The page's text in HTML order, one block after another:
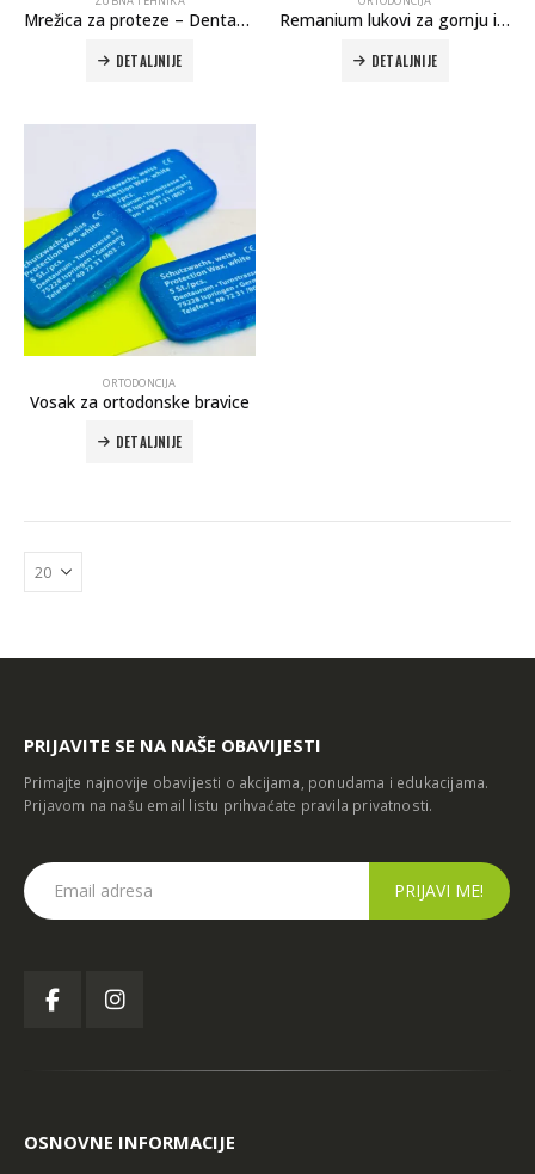
Mrežica za proteze – Dentaurum
DETALJNIJE
Remanium lukovi za gornju i donju vilicu
DETALJNIJE
ORTODONCIJA
Vosak za ortodonske bravice
DETALJNIJE
PRIJAVITE SE NA NAŠE OBAVIJESTI
Primajte najnovije obavijesti o akcijama, ponudama i edukacijama.
Prijavom na našu email listu prihvaćate pravila privatnosti.
OSNOVNE INFORMACIJE